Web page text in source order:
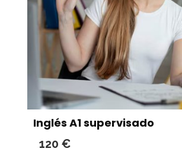
Inglés A1 supervisado
120 €